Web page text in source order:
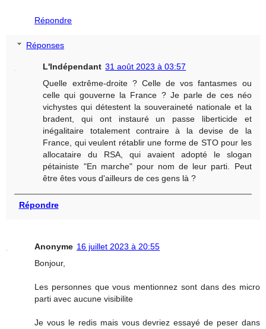
Répondre
Réponses
L'Indépendant 31 août 2023 à 03:57
Quelle extrême-droite ? Celle de vos fantasmes ou
celle qui gouverne la France ? Je parle de ces néo
vichystes qui détestent la souveraineté nationale et la
bradent, qui ont instauré un passe liberticide et
inégalitaire totalement contraire à la devise de la
France, qui veulent rétablir une forme de STO pour les
allocataire du RSA, qui avaient adopté le slogan
pétainiste "En marche" pour nom de leur parti. Peut
être êtes vous d'ailleurs de ces gens là ?
Répondre
Anonyme 16 juillet 2023 à 20:55
Bonjour,
Les personnes que vous mentionnez sont dans des micro
parti avec aucune visibilite
Je vous le redis mais vous devriez essayé de peser dans